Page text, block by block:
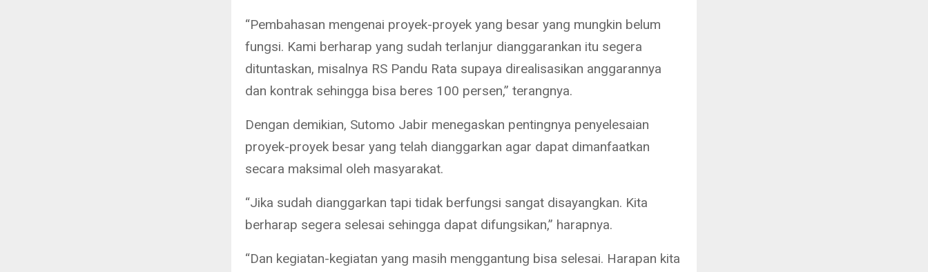
“Pembahasan mengenai proyek-proyek yang besar yang mungkin belum
fungsi. Kami berharap yang sudah terlanjur dianggarankan itu segera
dituntaskan, misalnya RS Pandu Rata supaya direalisasikan anggarannya
dan kontrak sehingga bisa beres 100 persen,” terangnya.
Dengan demikian, Sutomo Jabir menegaskan pentingnya penyelesaian
proyek-proyek besar yang telah dianggarkan agar dapat dimanfaatkan
secara maksimal oleh masyarakat.
“Jika sudah dianggarkan tapi tidak berfungsi sangat disayangkan. Kita
berharap segera selesai sehingga dapat difungsikan,” harapnya.
“Dan kegiatan-kegiatan yang masih menggantung bisa selesai. Harapan kita